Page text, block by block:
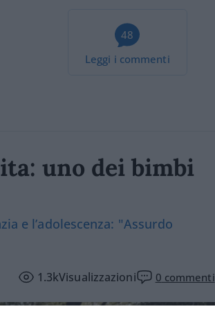
48
Leggi i commenti
uno dei bimbi
e l’adolescenza: "Assurdo
1.3kVisualizzazioni 0 commenti